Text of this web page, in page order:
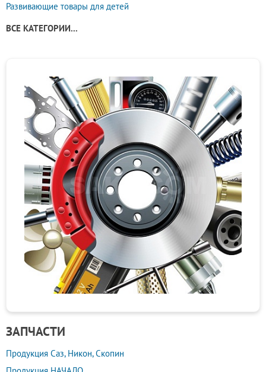
Развивающие товары для детей
ВСЕ КАТЕГОРИИ...
ЗАПЧАСТИ
Продукция Саз, Никон, Скопин